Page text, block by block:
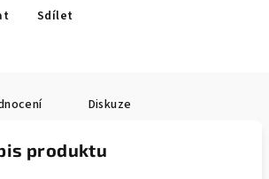
Sdílet
Diskuze
produktu